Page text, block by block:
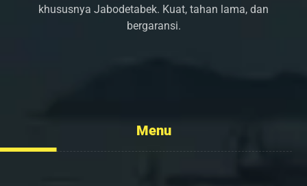
khususnya Jabodetabek. Kuat, tahan lama, dan
bergaransi.
Menu